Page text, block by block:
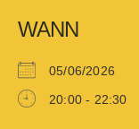
WANN
05/06/2026
20:00 - 22:30